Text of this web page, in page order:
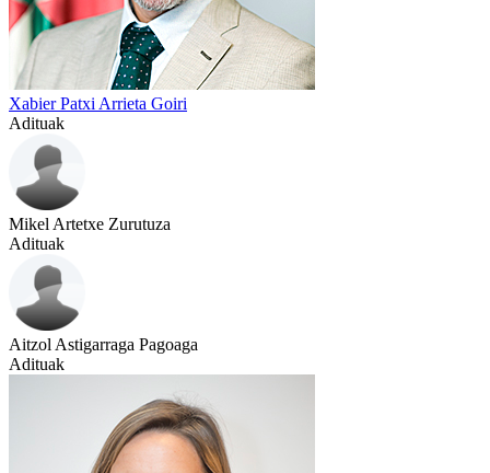
Xabier Patxi Arrieta Goiri
Adituak
Mikel Artetxe Zurutuza
Adituak
Aitzol Astigarraga Pagoaga
Adituak